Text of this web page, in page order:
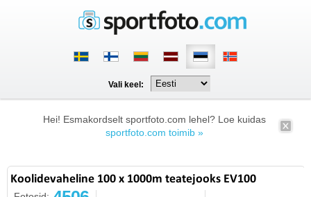
Vali keel:
Hei! Esmakordselt sportfoto.com lehel? Loe kuidas
sportfoto.com toimib »
Koolidevaheline 100 x 1000m teatejooks EV100